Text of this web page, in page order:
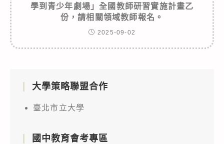
學到青少年劇場」全國教師研習實施計畫乙
份，請相關領域教師報名。
2025-09-02
大學策略聯盟合作
臺北市立大學
國中教育會考專區